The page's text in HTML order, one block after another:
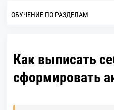
Как выписать
сформировать
ОБУЧЕНИЕ ПО РАЗДЕЛАМ